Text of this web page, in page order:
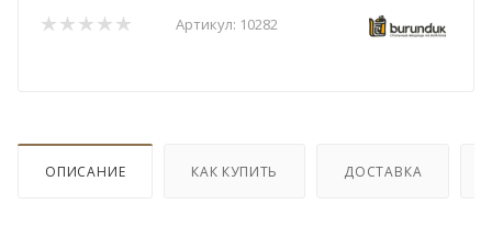
Артикул: 10282
ОПИСАНИЕ КАК КУПИТЬ ДОСТАВКА